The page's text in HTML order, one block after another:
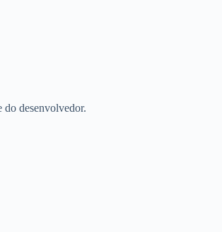
desenvolvedor.